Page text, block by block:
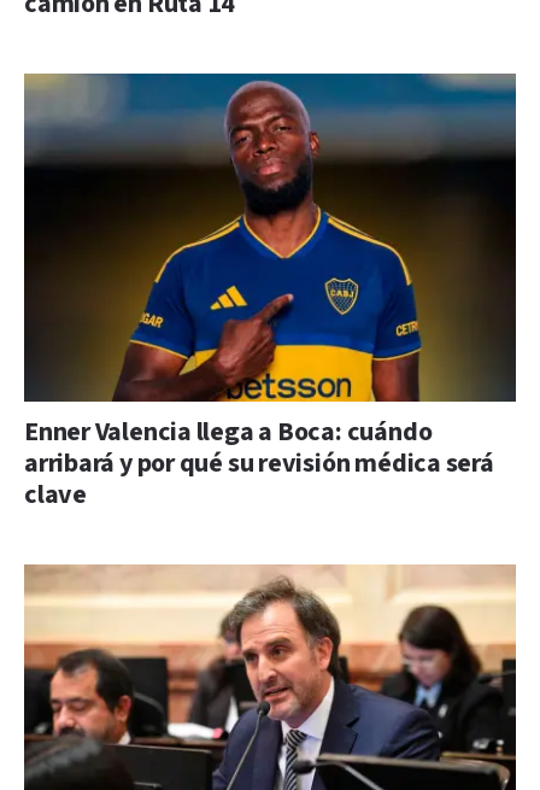
Enner Valencia llega a Boca: cuándo
arribará y por qué su revisión médica será
clave